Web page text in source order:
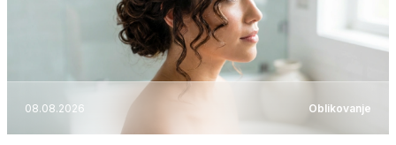
08.08.2026 Oblikovanje